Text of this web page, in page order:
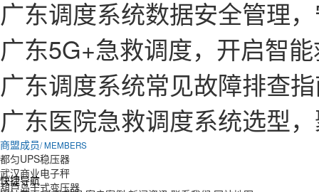
广东调度系统数据安全管理
广东5G+急救调度，开启智
广东调度系统常见故障排查
广东医院急救调度系统选型
商盟成员/ MEMBERS
都匀UPS稳压器
武汉商业电子秤
葫芦岛干式变压器
快捷导航